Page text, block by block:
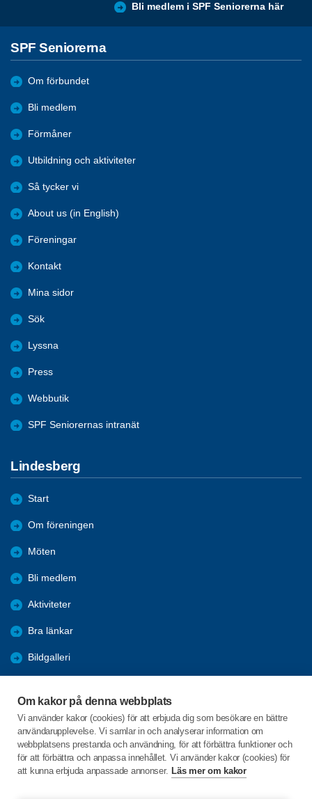
Om kakor på denna webbplats
Vi använder kakor (cookies) för att erbjuda dig som besökare en bättre
användarupplevelse. Vi samlar in och analyserar information om
webbplatsens prestanda och användning, för att förbättra funktioner och
för att förbättra och anpassa innehållet. Vi använder kakor (cookies) för
att kunna erbjuda anpassade annonser. Läs mer om kakor
Bli medlem i SPF Seniorerna här
SPF Seniorerna
Om förbundet
Bli medlem
Förmåner
Utbildning och aktiviteter
Så tycker vi
About us (in English)
Föreningar
Kontakt
Mina sidor
Sök
Lyssna
Press
Webbutik
SPF Seniorernas intranät
Lindesberg
Start
Om föreningen
Möten
Bli medlem
Aktiviteter
Bra länkar
Bildgalleri
Installera SPF-appen
KPR
C/o:Lars Idstam